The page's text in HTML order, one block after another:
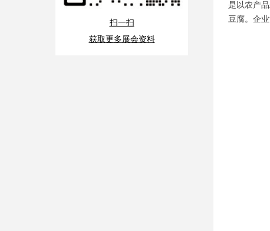
扫一扫
获取更多展会资料
是以农产
豆腐。企